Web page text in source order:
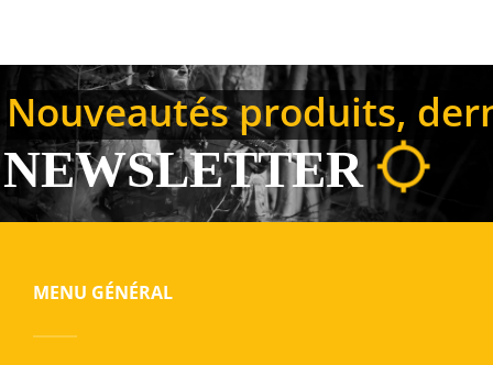
Nouveautés produits,
NEWSLETTER
MENU GÉNÉRAL